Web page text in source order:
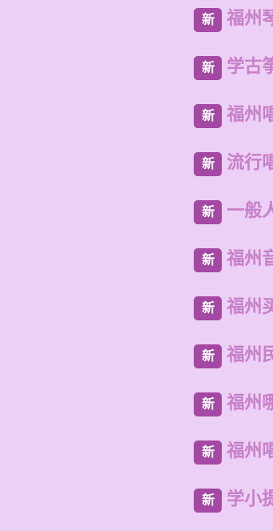
新 福州
新 学古
新 福州
新 流行
新 一般
新 福州
新 福州
新 福州
新 福州
新 福州
新 学小